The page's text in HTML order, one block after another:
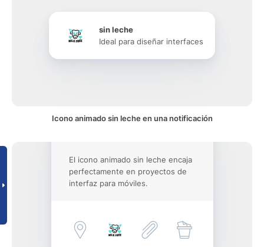
sin leche
Ideal para diseñar interfaces
Icono animado sin leche en una notificación
El icono animado sin leche encaja
perfectamente en proyectos de
interfaz para móviles.